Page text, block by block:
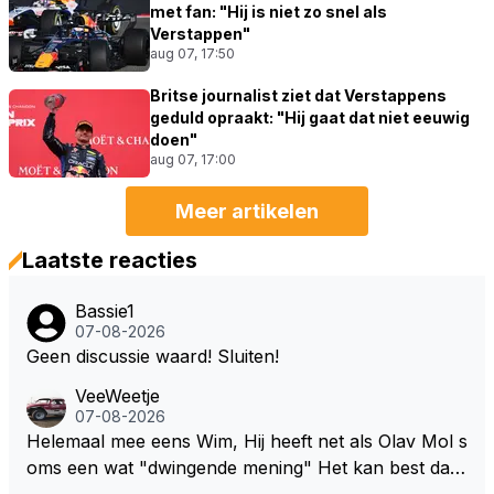
met fan: "Hij is niet zo snel als
Verstappen"
aug 07, 17:50
Britse journalist ziet dat Verstappens
geduld opraakt: "Hij gaat dat niet eeuwig
doen"
aug 07, 17:00
Meer artikelen
Laatste reacties
Bassie1
07-08-2026
Geen discussie waard! Sluiten!
VeeWeetje
07-08-2026
Helemaal mee eens Wim, Hij heeft net als Olav Mol s
oms een wat "dwingende mening" Het kan best dat